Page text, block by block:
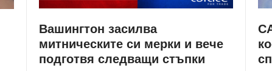
Вашингтон засилва
митническите си мерки и вече
подготвя следващи стъпки